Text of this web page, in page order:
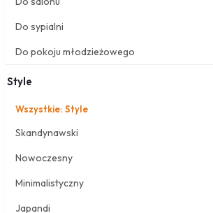
Do sypialni
Do pokoju młodzieżowego
Style
Wszystkie: Style
Skandynawski
Nowoczesny
Minimalistyczny
Japandi